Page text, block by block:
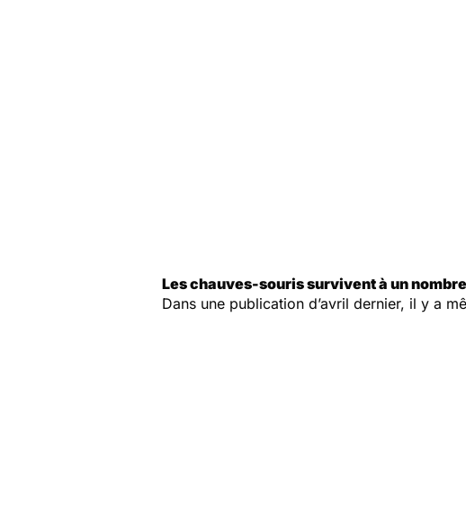
Les chauves-souris survivent à un
Dans une publication d’avril dernier, il y a